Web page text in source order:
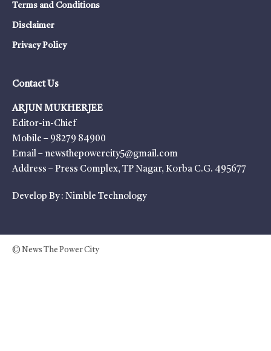
Terms and Conditions
Disclaimer
Privacy Policy
Contact Us
ARJUN MUKHERJEE
Editor-in-Chief
Mobile – 98279 84900
Email – newsthepowercity5@gmail.com
Address – Press Complex, TP Nagar, Korba C.G. 495677
Develop By : Nimble Technology
© News The Power City